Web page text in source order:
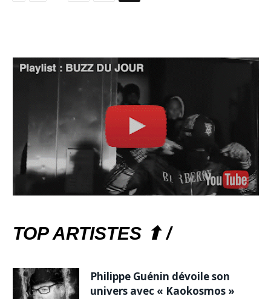
TOP ARTISTES ⬆ /
Philippe Guénin dévoile son
univers avec « Kaokosmos »